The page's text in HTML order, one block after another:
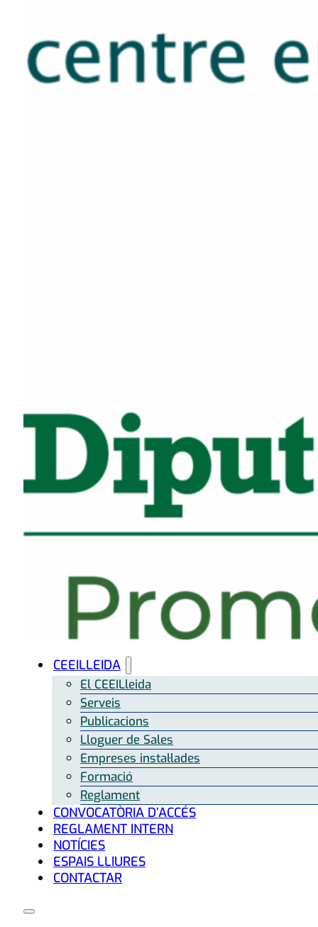
CEEILLEIDA
El CEEILleida
Serveis
Publicacions
Lloguer de Sales
Empreses instal·lades
Formació
Reglament
CONVOCATÒRIA D’ACCÉS
REGLAMENT INTERN
NOTÍCIES
ESPAIS LLIURES
CONTACTAR